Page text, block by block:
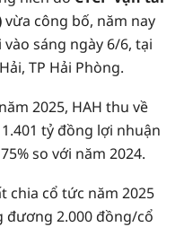
vừa công bố, năm nay
sáng ngày 6/6, tại
TP Hải Phòng.
2025, HAH thu về
tỷ đồng lợi nhuận
so với năm 2024.
chia cổ tức năm 2025
đương 2.000 đồng/cổ